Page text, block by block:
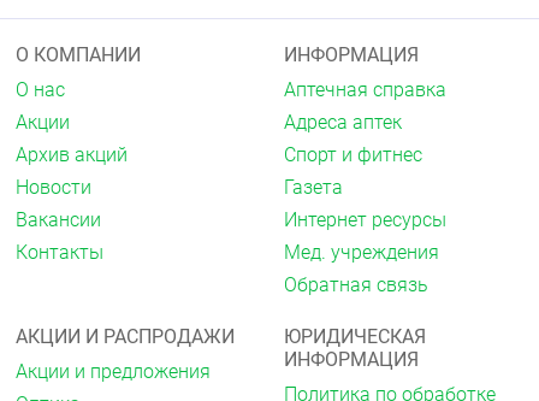
О КОМПАНИИ
О нас
Акции
Архив акций
Новости
Вакансии
Контакты
ИНФОРМАЦИЯ
Аптечная справка
Адреса аптек
Спорт и фитнес
Газета
Интернет ресурсы
Мед. учреждения
Обратная связь
АКЦИИ И РАСПРОДАЖИ
Акции и предложения
ЮРИДИЧЕСКАЯ
ИНФОРМАЦИЯ
Политика по обработке